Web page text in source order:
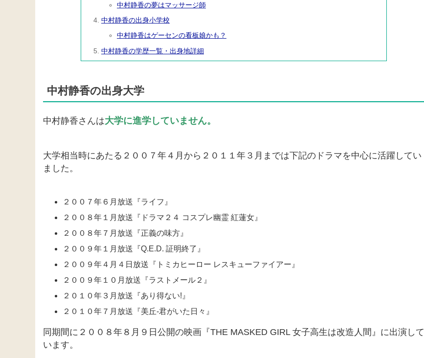
中村静香の夢はマッサージ師
中村静香の出身小学校
中村静香はゲーセンの看板娘かも？
中村静香の学歴一覧・出身地詳細
中村静香の出身大学
中村静香さんは大学に進学していません。
大学相当時にあたる２００７年４月から２０１１年３月までは下記のドラマを中心に活躍してい
ました。
２００７年６月放送『ライフ』
２００８年１月放送『ドラマ２４ コスプレ幽霊 紅蓮女』
２００８年７月放送『正義の味方』
２００９年１月放送『Q.E.D. 証明終了』
２００９年４月４日放送『トミカヒーロー レスキューファイアー』
２００９年１０月放送『ラストメール２』
２０１０年３月放送『あり得ない!』
２０１０年７月放送『美丘-君がいた日々』
同期間に２００８年８月９日公開の映画『THE MASKED GIRL 女子高生は改造人間』に出演して
います。